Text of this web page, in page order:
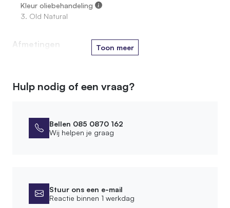
Kleur oliebehandeling
3. Old Natural
Afmetingen
40-45 cm
Behandeling
Toon meer
Hulp nodig of een vraag?
Bellen 085 0870 162
Wij helpen je graag
Stuur ons een e-mail
Reactie binnen 1 werkdag